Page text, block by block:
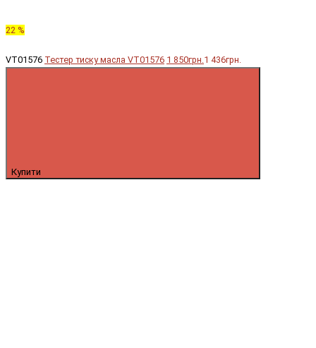
22 %
VT01576 Тестер тиску масла VT01576 1 850грн.1 436грн.
Купити